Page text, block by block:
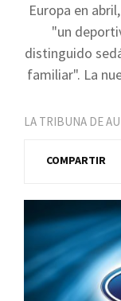
Europa en
"un
distinguido
familiar". La
LA TRIBUNA DE
COMPARTIR